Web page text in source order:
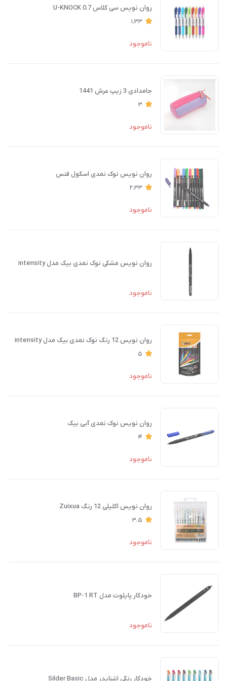
روان نویس سی کلاس U-KNOCK 0.7
1.33
ناموجود
جامدادی 3 زیپ عرش 1441
3
ناموجود
روان نویس نوک نمدی اسکول فنس
2.33
ناموجود
روان نویس مشکی نوک نمدی بیک مدل intensity
ناموجود
روان نویس 12 رنگ نوک نمدی بیک مدل intensity
5
ناموجود
روان نویس نوک نمدی آبی بیک
4
ناموجود
روان نویس اکلیلی 12 رنگ Zuixua
3.5
ناموجود
خودکار پایلوت مدل BP-1 RT
ناموجود
خودکار رنگی اشنایدر مدل Silder Basic